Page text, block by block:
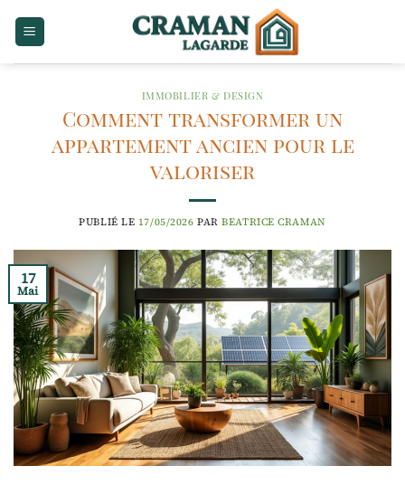
IMMOBILIER & DESIGN
Comment transformer un
appartement ancien pour le
valoriser
PUBLIÉ LE 17/05/2026 PARBEATRICE CRAMAN
17
Mai